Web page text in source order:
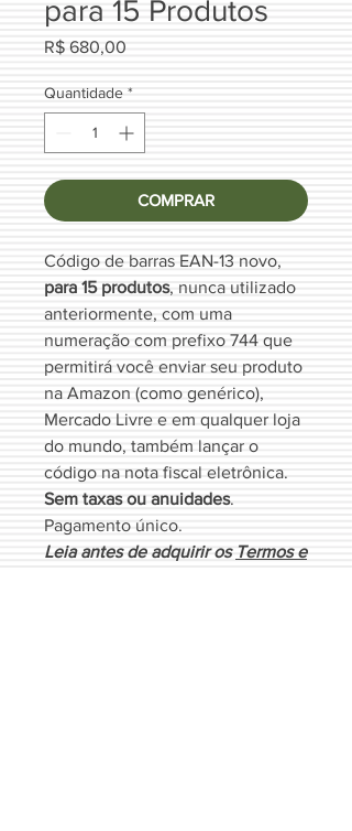
para 15 Produtos
R$ 680,00
Quantidade *
COMPRAR
Código de barras EAN-13 novo,
para 15 produtos, nunca utilizado
anteriormente, com uma
numeração com prefixo 744 que
permitirá você enviar seu produto
na Amazon (como genérico),
Mercado Livre e em qualquer loja
do mundo, também lançar o
código na nota fiscal eletrônica.
Sem taxas ou anuidades.
Pagamento único.
Leia antes de adquirir os Termos e